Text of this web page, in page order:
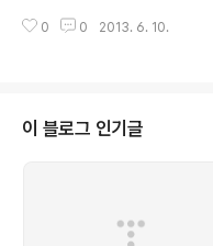
지급하겠다는 당초 공약은 소득과
더 내면 사실상 무상의료가 가능하
평균 납부액이 10만원이 넘는다는
으로써 민간보험에 의존해야 할 필
0 0 2013. 6. 10.
이 블로그 인기글